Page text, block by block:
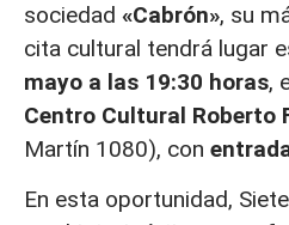
sociedad «Cabrón», su
cita cultural tendrá lugar
mayo a las 19:30 horas,
Centro Cultural Roberto
Martín 1080), con
En esta oportunidad,